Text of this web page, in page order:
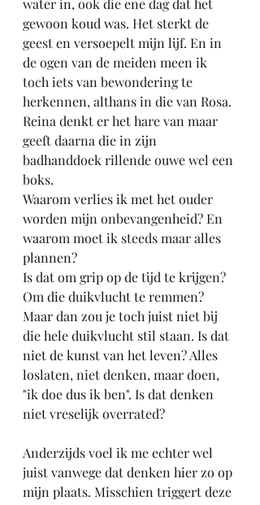
water in, ook die ene dag dat het
gewoon koud was. Het sterkt de
geest en versoepelt mijn lijf. En in
de ogen van de meiden meen ik
toch iets van bewondering te
herkennen, althans in die van Rosa.
Reina denkt er het hare van maar
geeft daarna die in zijn
badhanddoek rillende ouwe wel een
boks.
Waarom verlies ik met het ouder
worden mijn onbevangenheid? En
waarom moet ik steeds maar alles
plannen?
Is dat om grip op de tijd te krijgen?
Om die duikvlucht te remmen?
Maar dan zou je toch juist niet bij
die hele duikvlucht stil staan. Is dat
niet de kunst van het leven? Alles
loslaten, niet denken, maar doen,
"ik doe dus ik ben". Is dat denken
niet vreselijk overrated?
Anderzijds voel ik me echter wel
juist vanwege dat denken hier zo op
mijn plaats. Misschien triggert deze